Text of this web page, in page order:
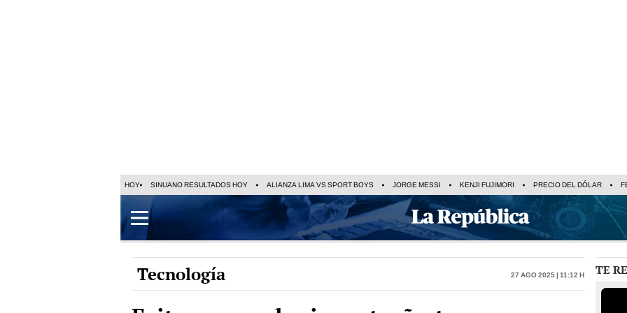
HOY SINUANO RESULTADOS HOY ALIANZA LIMA VS SPORT BOYS JORGE MESSI KENJI FUJIMORI PRECIO DEL DÓLAR
Tecnología 27 Ago 2025 | 11:12 h TE